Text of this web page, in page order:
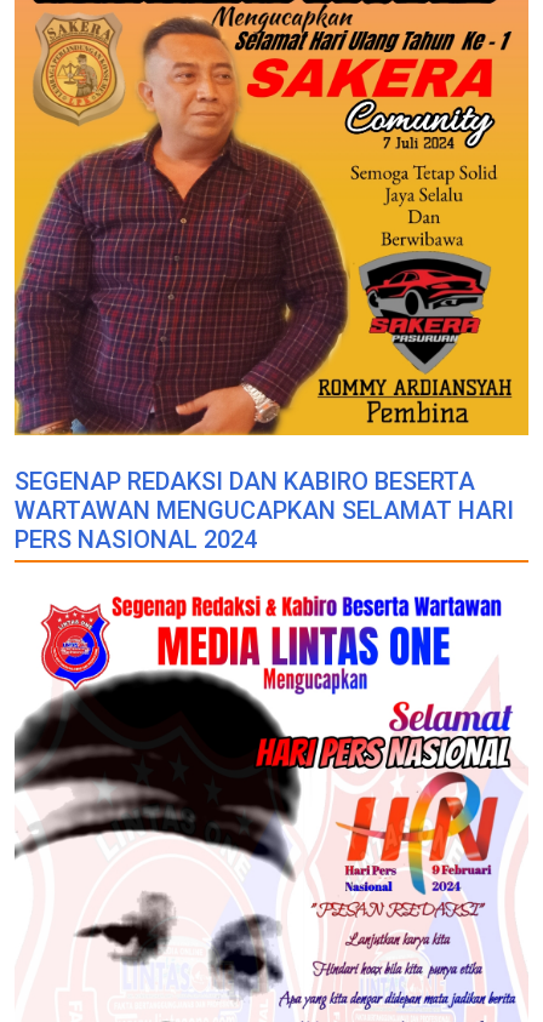
SEGENAP REDAKSI DAN KABIRO BESERTA
WARTAWAN MENGUCAPKAN SELAMAT HARI
PERS NASIONAL 2024